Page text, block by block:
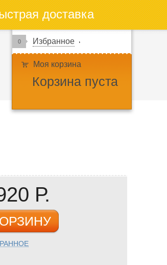
доставка
0 Избранное
Моя корзина
Корзина пуста
Р.